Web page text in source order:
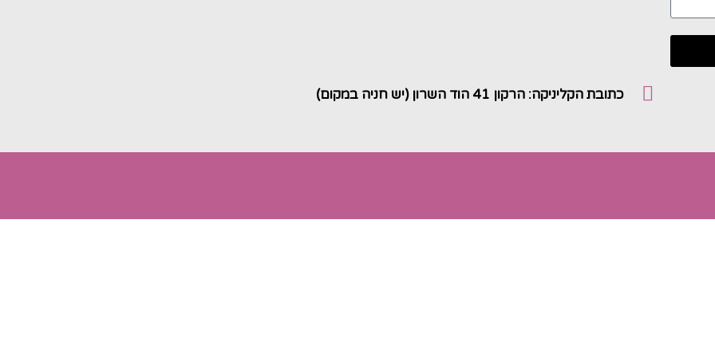
כתובת הקליניקה: הרקון 41 הוד השרון (יש חניה במקום)